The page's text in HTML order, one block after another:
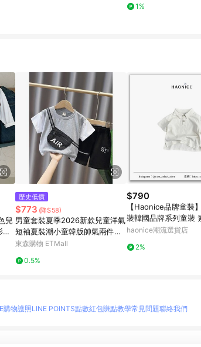
1%
兒
歷史低價
$773 (降$58)
男童套裝夏季2026新款兒童洋氣
短袖夏裝潮小童韓版帥氣兩件套
衣服
東森購物 ETMall
0.5%
$790
【Haonice品牌童裝
裝韓國品牌系列童裝
衫 半袖 棉質
haonice潮流選貨店
2%
購物護照LINE POINTS點數紅包賺點教學常見問題聯絡我們